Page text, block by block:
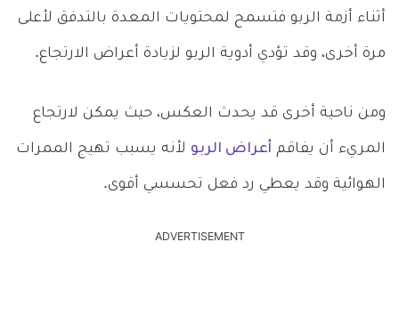
أثناء أزمة الربو فتسمح لمحتويات المعدة بالتدفق لأعلى
مرة أخرى، وقد تؤدي أدوية الربو لزيادة أعراض الارتجاع.
ومن ناحية أخرى قد يحدث العكس، حيث يمكن لارتجاع
المريء أن يفاقم أعراض الربو لأنه يسبب تهيج الممرات
الهوائية وقد يعطي رد فعل تحسسي أقوى.
ADVERTISEMENT